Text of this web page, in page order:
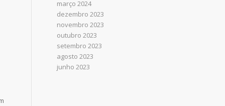
março 2024
dezembro 2023
novembro 2023
outubro 2023
setembro 2023
agosto 2023
junho 2023